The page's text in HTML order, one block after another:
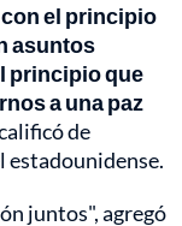
el principio
asuntos
principio que
a una paz
de
estadounidense.
juntos", agregó